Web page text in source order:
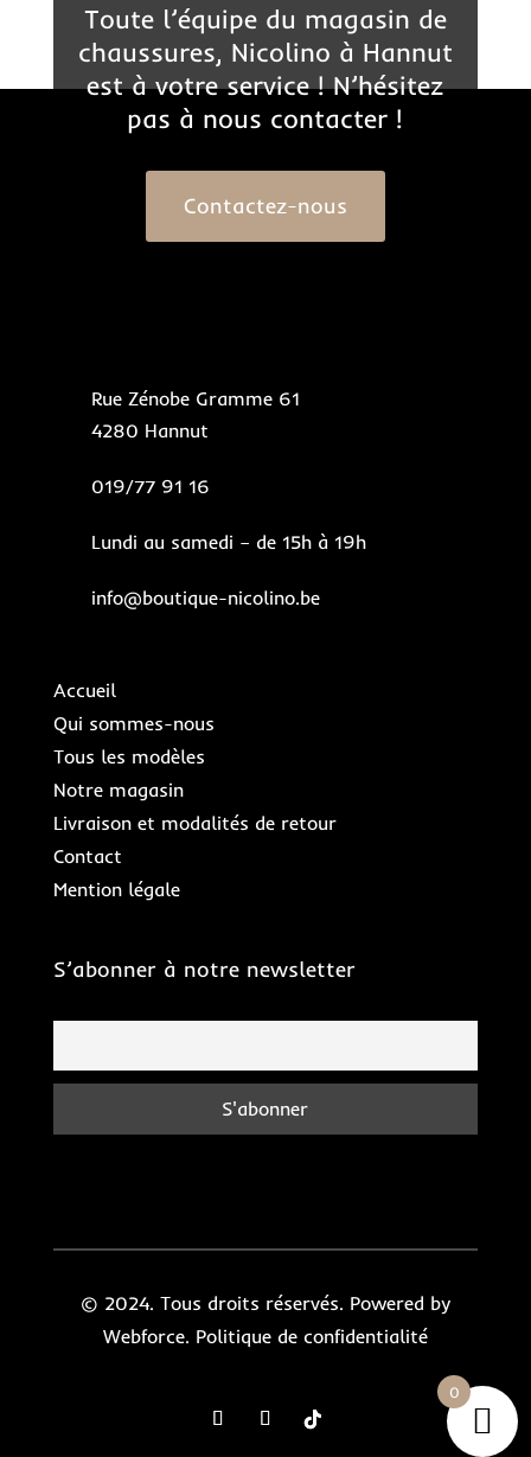
Toute l’équipe du magasin de
chaussures, Nicolino à Hannut
est à votre service ! N’hésitez
pas à nous contacter !
Contactez-nous
Rue Zénobe Gramme 61
4280 Hannut
019/77 91 16
Lundi au samedi – de 15h à 19h
info@boutique-nicolino.be
Accueil
Qui sommes-nous
Tous les modèles
Notre magasin
Livraison et modalités de retour
Contact
Mention légale
S’abonner à notre newsletter
© 2024. Tous droits réservés. Powered by
Webforce. Politique de confidentialité
0